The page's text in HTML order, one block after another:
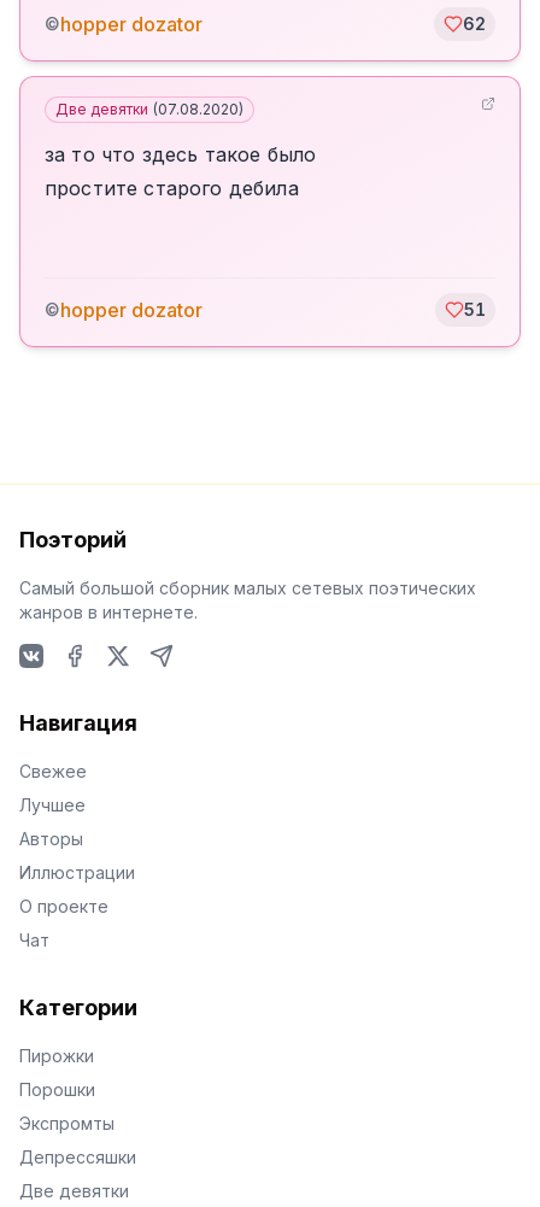
©hopper dozator 62
Две девятки (07.08.2020)
за то что здесь такое было
простите старого дебила
©hopper dozator 51
Поэторий
Самый большой сборник малых сетевых поэтических
жанров в интернете.
Навигация
Свежее
Лучшее
Авторы
Иллюстрации
О проекте
Чат
Категории
Пирожки
Порошки
Экспромты
Депрессяшки
Две девятки